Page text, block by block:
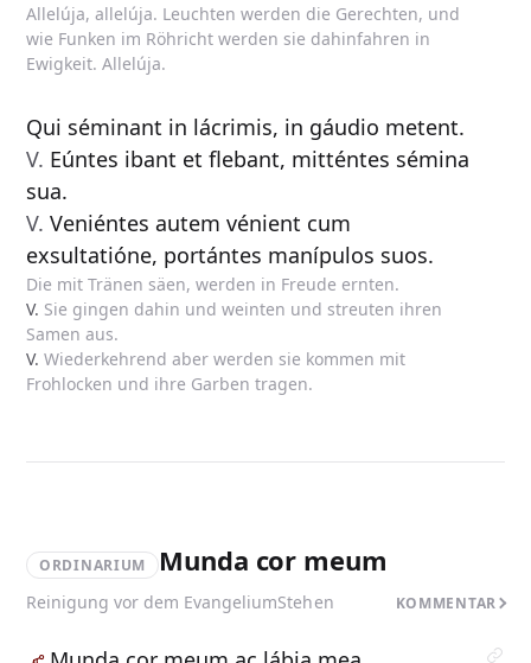
Allelúja, allelúja. Leuchten werden die Gerechten, und
wie Funken im Röhricht werden sie dahinfahren in
Ewigkeit. Allelúja.
Qui séminant in lácrimis, in gáudio metent.
V. Eúntes ibant et flebant, mitténtes sémina
sua.
V. Veniéntes autem vénient cum
exsultatióne, portántes manípulos suos.
Die mit Tränen säen, werden in Freude ernten.
V. Sie gingen dahin und weinten und streuten ihren
Samen aus.
V. Wiederkehrend aber werden sie kommen mit
Frohlocken und ihre Garben tragen.
ORDINARIUM Munda cor meum
Reinigung vor dem EvangeliumStehen KOMMENTAR